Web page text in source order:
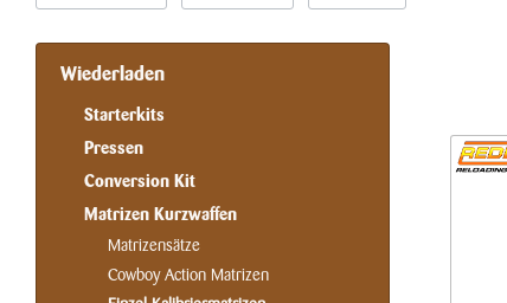
Wiederladen
Starterkits
Pressen
Conversion Kit
Matrizen Kurzwaffen
Matrizensätze
Cowboy Action Matrizen